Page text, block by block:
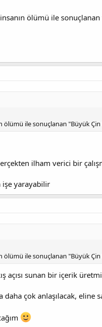
ölümü ile sonuçlanan
ölümü ile sonuçlanan "Büyük
ilham verici bir
işe yarayabilir
ölümü ile sonuçlanan "Büyük
açısı sunan bir içerik
çok anlaşılacak, eline